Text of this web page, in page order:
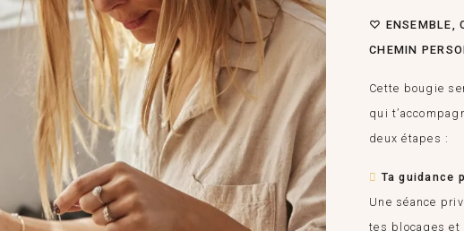
♡ ENSEMBLE,
CHEMIN
Cette bougie
qui
deux étapes :
Ta guidance
Une séance
tes blocages